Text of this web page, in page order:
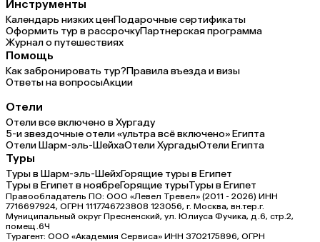
Инструменты
Календарь низких ценПодарочные сертификаты
Оформить тур в рассрочкуПартнерская программа
Журнал о путешествиях
Помощь
Как забронировать тур?Правила въезда и визы
Ответы на вопросыАкции
Отели
Отели все включено в Хургаду
5-и звездочные отели «ультра всё включено» Египта
Отели Шарм-эль-ШейхаОтели ХургадыОтели Египта
Туры
Туры в Шарм-эль-ШейхГорящие туры в Египет
Туры в Египет в ноябреГорящие турыТуры в Египет
Правообладатель ПО: ООО «Левел Тревел» (2011 - 2026) ИНН
7716697924, ОГРН 1117746723808 123056, г. Москва, вн.тер.г.
Муниципальный округ Пресненский, ул. Юлиуса Фучика, д.6, стр.2,
помещ.6Ч
Турагент: ООО «Академия Сервиса» ИНН 3702175896, ОГРН